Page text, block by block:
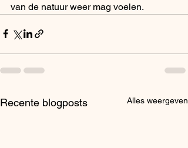
van de natuur weer mag voelen.
Recente blogposts Alles weergeven